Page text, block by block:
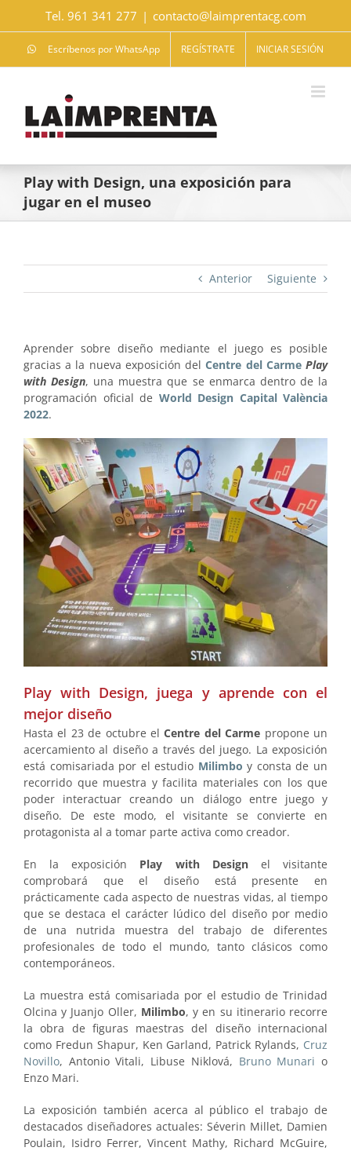
Tel. 961 341 277 | contacto@laimprentacg.com
Escríbenos por WhatsApp REGÍSTRATE INICIAR SESIÓN
Play with Design, una exposición para
jugar en el museo
Anterior Siguiente
Aprender sobre diseño mediante el juego es posible
gracias a la nueva exposición delCentre del Carme Play
with Design, una muestra que se enmarca dentro de la
programación oficial de World Design Capital València
2022.
Play with Design, juega y aprende con el
mejor diseño
Hasta el 23 de octubre elCentre del Carme propone un
acercamiento al diseño a través del juego. La exposición
está comisariada por el estudio Milimbo y consta de un
recorrido que muestra y facilita materiales con los que
poder interactuar creando un diálogo entre juego y
diseño. De este modo, el visitante se convierte en
protagonista al a tomar parte activa como creador.
En la exposición Play with Designel visitante
comprobará que el diseño está presente en
prácticamente cada aspecto de nuestras vidas, al tiempo
que se destaca el carácter lúdico del diseño por medio
de una nutrida muestra del trabajo de diferentes
profesionales de todo el mundo, tanto clásicos como
contemporáneos.
La muestra está comisariada por el estudio de Trinidad
Olcina y Juanjo Oller, Milimbo, y en su itinerario recorre
la obra de figuras maestras del diseño internacional
como Fredun Shapur, Ken Garland, Patrick Rylands, Cruz
Novillo, Antonio Vitali, Libuse Niklová, Bruno Munari o
Enzo Mari.
La exposición también acerca al público el trabajo de
destacados diseñadores actuales: Séverin Millet, Damien
Poulain, Isidro Ferrer, Vincent Mathy, Richard McGuire,